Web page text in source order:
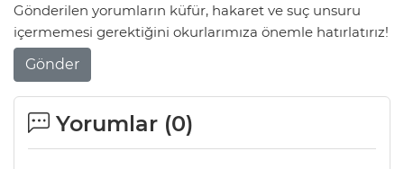
Gönderilen yorumların küfür, hakaret ve suç unsuru
içermemesi gerektiğini okurlarımıza önemle hatırlatırız!
Gönder
Yorumlar (0)